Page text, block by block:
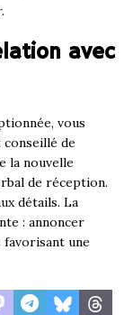
avec
vous
de
la nouvelle
de réception.
détails. La
: annoncer
une